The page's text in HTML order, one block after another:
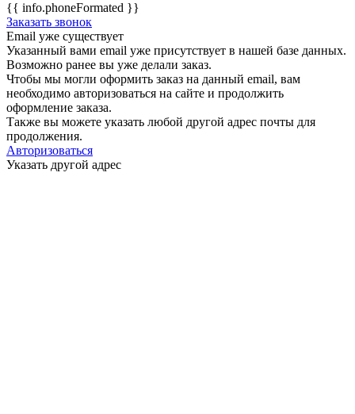
{{ info.phoneFormated }}
Заказать звонок
Email уже существует
Указанный вами email уже присутствует в нашей базе данных.
Возможно ранее вы уже делали заказ.
Чтобы мы могли оформить заказ на данный email, вам
необходимо авторизоваться на сайте и продолжить
оформление заказа.
Также вы можете указать любой другой адрес почты для
продолжения.
Авторизоваться
Указать другой адрес